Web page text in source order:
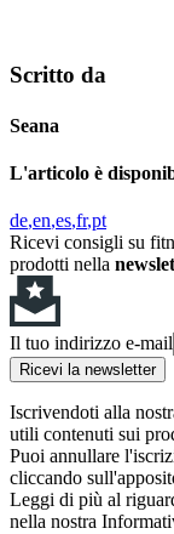
Scritto da
Seana
L'articolo è
de en es fr pt
Ricevi consigli su
prodotti nella
Il tuo indirizzo e-mail
Ricevi la newsletter
Iscrivendoti alla
utili contenuti sui
Puoi annullare
cliccando
Leggi di più al
nella nostra